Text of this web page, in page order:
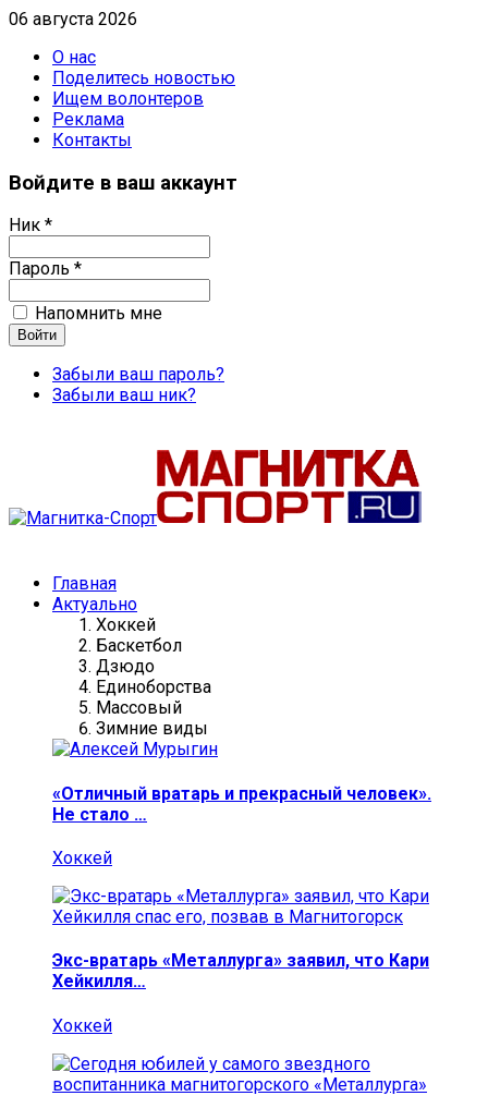
06 августа 2026
О нас
Поделитесь новостью
Ищем волонтеров
Реклама
Контакты
Войдите в ваш аккаунт
Ник *
Пароль *
Напомнить мне
Забыли ваш пароль?
Забыли ваш ник?
Главная
Актуально
Хоккей
Баскетбол
Дзюдо
Единоборства
Массовый
Зимние виды
«Отличный вратарь и прекрасный человек».
Не стало …
Хоккей
Экс-вратарь «Металлурга» заявил, что Кари
Хейкилля…
Хоккей